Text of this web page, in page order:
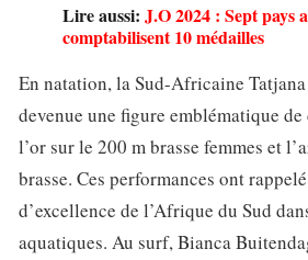
Lire aussi: J.O 2024 : Sept pays
comptabilisent 10 médailles
En natation, la Sud-Africaine
devenue une figure emblématique
l’or sur le 200 m brasse femmes et
brasse. Ces performances ont
d’excellence de l’Afrique du Sud
aquatiques. Au surf, Bianca